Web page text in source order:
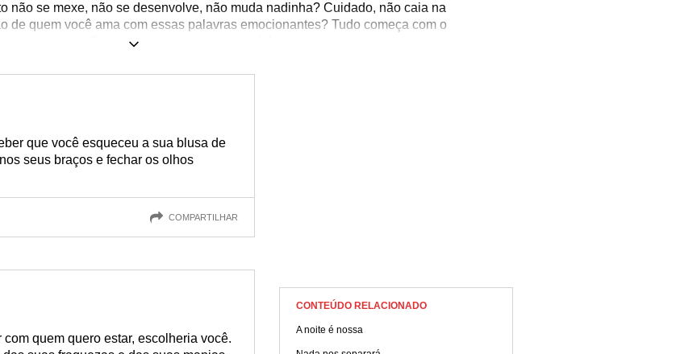
não se mexe, não se desenvolve, não muda nadinha? Cuidado, não caia na
de quem você ama com essas palavras emocionantes? Tudo começa com o
passo, então que esse passo seja o carinho.
que você esqueceu a sua blusa de
seus braços e fechar os olhos
COMPARTILHAR
quem quero estar, escolheria você.
CONTEÚDO RELACIONADO
A noite é nossa